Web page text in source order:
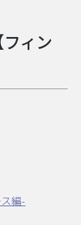
ィン
編-